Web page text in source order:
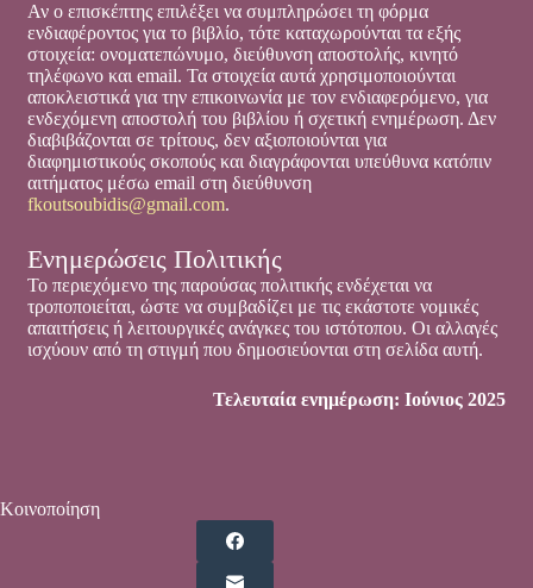
Αν ο επισκέπτης επιλέξει να συμπληρώσει τη φόρμα
ενδιαφέροντος για το βιβλίο, τότε καταχωρούνται τα εξής
στοιχεία: ονοματεπώνυμο, διεύθυνση αποστολής, κινητό
τηλέφωνο και email. Τα στοιχεία αυτά χρησιμοποιούνται
αποκλειστικά για την επικοινωνία με τον ενδιαφερόμενο, για
ενδεχόμενη αποστολή του βιβλίου ή σχετική ενημέρωση. Δεν
διαβιβάζονται σε τρίτους, δεν αξιοποιούνται για
διαφημιστικούς σκοπούς και διαγράφονται υπεύθυνα κατόπιν
αιτήματος μέσω email στη διεύθυνση
fkoutsoubidis@gmail.com.
Ενημερώσεις Πολιτικής
Το περιεχόμενο της παρούσας πολιτικής ενδέχεται να
τροποποιείται, ώστε να συμβαδίζει με τις εκάστοτε νομικές
απαιτήσεις ή λειτουργικές ανάγκες του ιστότοπου. Οι αλλαγές
ισχύουν από τη στιγμή που δημοσιεύονται στη σελίδα αυτή.
Τελευταία ενημέρωση: Ιούνιος 2025
Κοινοποίηση